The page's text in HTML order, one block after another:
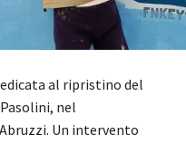
al ripristino del
nel
Un intervento